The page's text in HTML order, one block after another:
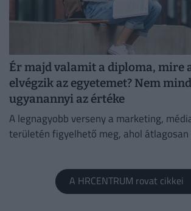
Ér majd valamit a diploma, mire
elvégzik az egyetemet? Nem
ugyanannyi az értéke
A legnagyobb verseny a marketing,
területén figyelhető meg, ahol
A HRCENTRUM rovat cikkei